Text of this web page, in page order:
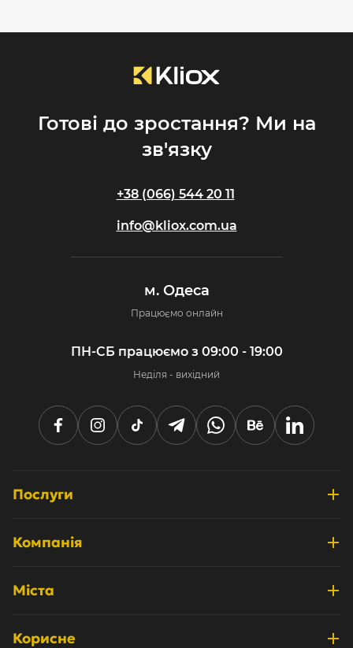
Готові до зростання? Ми на
зв'язку
+38 (066) 544 20 11
info@kliox.com.ua
м. Одеса
Працюємо онлайн
ПН-СБ працюємо з 09:00 - 19:00
Неділя - вихідний
Послуги
Системні інтеграції
Технічна підтримка
Компанія
Кейси
Міста
Корисне